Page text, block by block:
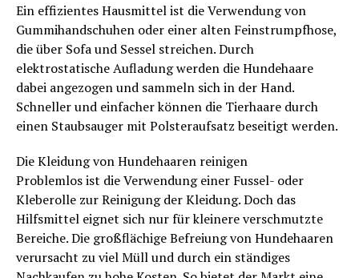
Ein effizientes Hausmittel ist die Verwendung von
Gummihandschuhen oder einer alten Feinstrumpfhose,
die über Sofa und Sessel streichen. Durch
elektrostatische Aufladung werden die Hundehaare
dabei angezogen und sammeln sich in der Hand.
Schneller und einfacher können die Tierhaare durch
einen Staubsauger mit Polsteraufsatz beseitigt werden.
Die Kleidung von Hundehaaren reinigen
Problemlos ist die Verwendung einer Fussel- oder
Kleberolle zur Reinigung der Kleidung. Doch das
Hilfsmittel eignet sich nur für kleinere verschmutzte
Bereiche. Die großflächige Befreiung von Hundehaaren
verursacht zu viel Müll und durch ein ständiges